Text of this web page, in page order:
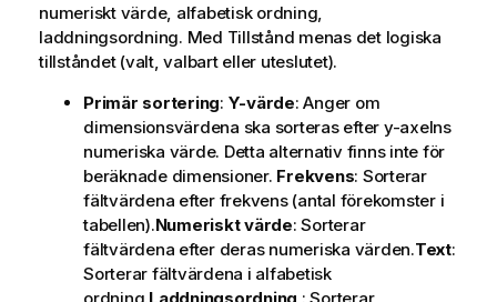
numeriskt värde, alfabetisk ordning,
laddningsordning. Med Tillstånd menas det logiska
tillståndet (valt, valbart eller uteslutet).
Primär sortering: Y-värde: Anger om
dimensionsvärdena ska sorteras efter y-axelns
numeriska värde. Detta alternativ finns inte för
beräknade dimensioner. Frekvens: Sorterar
fältvärdena efter frekvens (antal förekomster i
tabellen).Numeriskt värde: Sorterar
fältvärdena efter deras numeriska värden.Text:
Sorterar fältvärdena i alfabetisk